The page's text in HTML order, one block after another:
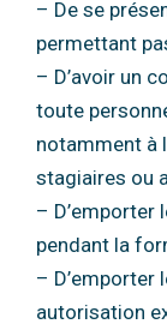
– De se
permettant
– D’avoir un
toute
notamment à
stagiaires ou
– D’emporter
pendant la
–
autorisation